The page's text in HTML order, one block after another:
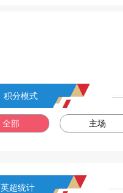
积分模式
全部 主场
英超统计